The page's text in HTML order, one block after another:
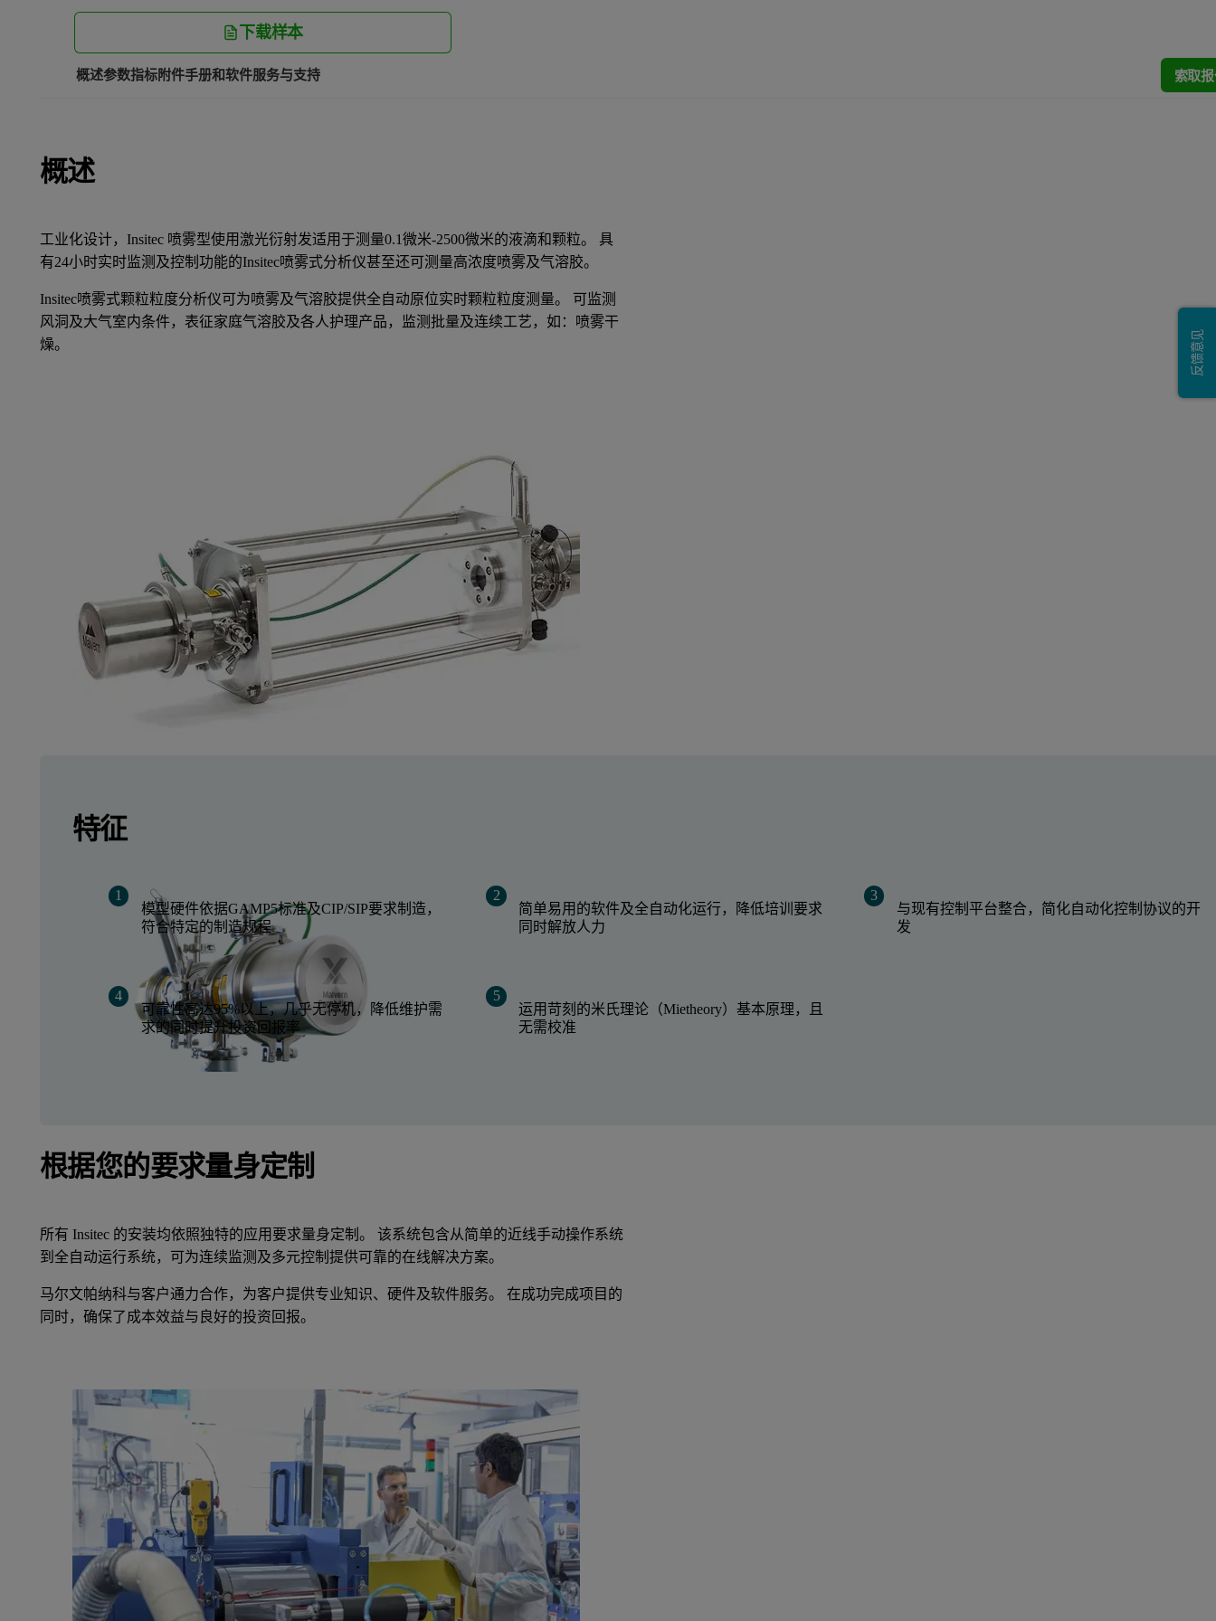
下载样本
概述参数指标附件手册和软件服务与支持 索取
概述
工业化设计，Insitec 喷雾型使用激光衍射发适用于测量0.1微米-2500微米的液滴和颗粒。 具
有24小时实时监测及控制功能的Insitec喷雾式分析仪甚至还可测量高浓度喷雾及气溶胶。
Insitec喷雾式颗粒粒度分析仪可为喷雾及气溶胶提供全自动原位实时颗粒粒度测量。 可监测
风洞及大气室内条件，表征家庭气溶胶及各人护理产品，监测批量及连续工艺，如：喷雾干
燥。
特征
模型硬件依据GAMP5标准及CIP/SIP要求制造，
符合特定的制造规程
简单易用的软件及全自动化运行，降低培训要求
同时解放人力
与现有控制平台整合，简化自动化控制协议的开
发
可靠性高达95%以上，几乎无停机，降低维护需
求的同时提升投资回报率
运用苛刻的米氏理论（Mietheory）基本原理，且
无需校准
根据您的要求量身定制
所有 Insitec 的安装均依照独特的应用要求量身定制。 该系统包含从简单的近线手动操作系统
到全自动运行系统，可为连续监测及多元控制提供可靠的在线解决方案。
马尔文帕纳科与客户通力合作，为客户提供专业知识、硬件及软件服务。 在成功完成项目的
同时，确保了成本效益与良好的投资回报。
反馈意见